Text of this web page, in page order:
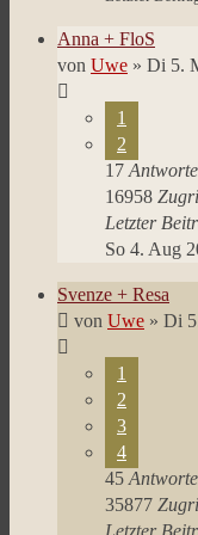
Anna + FloS
von Uwe » Di 5.
1
2
17
16958
Letzter
So 4. Aug
Svenze + Resa
von Uwe » Di
1
2
3
4
45
35877